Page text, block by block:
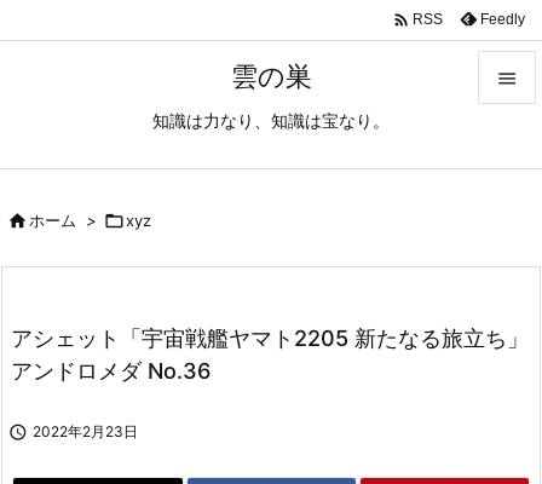
雲の巣
知識は力なり、知識は宝なり。

次へ
 RSS Feedly
ホーム > xyz
アシェット「宇宙戦艦ヤマト2205 新たなる旅立ち」
アンドロメダ No.36
 2022年2月23日